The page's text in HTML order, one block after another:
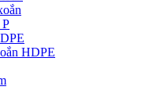
HDPE